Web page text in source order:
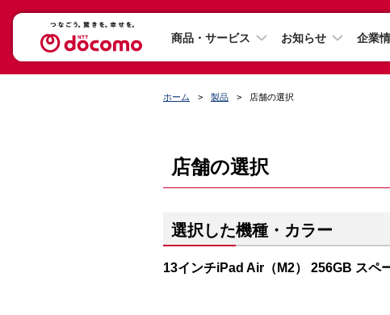
商品・サービス お知らせ 企業
ホーム 製品 店舗の選択
店舗の選択
選択した機種・カラー
13インチiPad Air（M2） 256GB スペ